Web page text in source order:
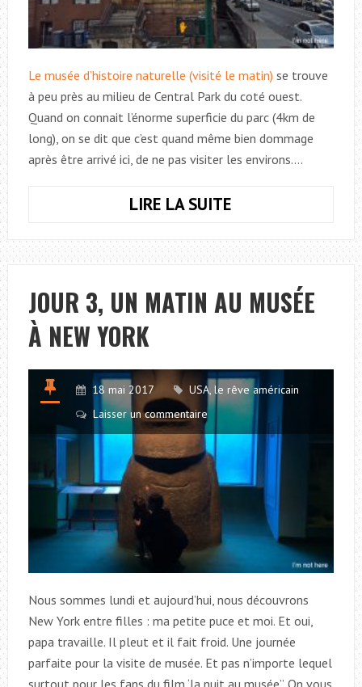
Le musée d’histoire naturelle (visité le matin) se trouve
à peu près au milieu de Central Park du coté ouest.
Quand on connait l’énorme superficie du parc (4km de
long), on se dit que c’est quand même bien dommage
après être arrivé ici, de ne pas visiter les environs.…
LIRE LA SUITE
NEW
YORK
UN
PEU
NORD
JOUR 3, UN MATIN AU MUSÉE
À NEW YORK
18 mai 2017
USA, le rêve américain
Laisser un commentaire
Nous sommes lundi et aujourd’hui, nous découvrons
New York entre filles : ma petite puce et moi. Et oui,
papa travaille. Il pleut et il fait froid. Une journée
parfaite pour la visite de musée. Et pas n’importe lequel